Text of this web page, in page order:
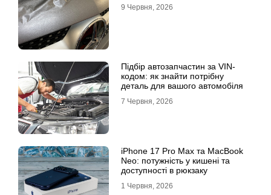
9 Червня, 2026
Підбір автозапчастин за VIN-
кодом: як знайти потрібну
деталь для вашого автомобіля
7 Червня, 2026
iPhone 17 Pro Max та MacBook
Neo: потужність у кишені та
доступності в рюкзаку
1 Червня, 2026